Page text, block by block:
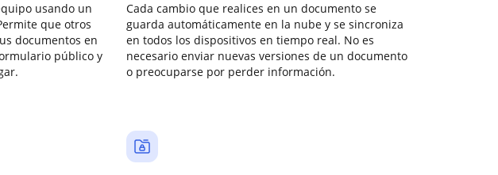
usando un
que otros
documentos en
público y
Cada cambio que realices en un documento se
guarda automáticamente en la nube y se sincroniza
en todos los dispositivos en tiempo real. No es
necesario enviar nuevas versiones de un documento
o preocuparse por perder información.